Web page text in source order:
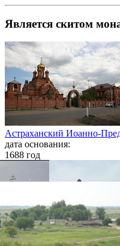
Является скитом
Астраханский Иоанно-
дата основания:
1688 год
г. Астрахань, Кировский
фотогалерея